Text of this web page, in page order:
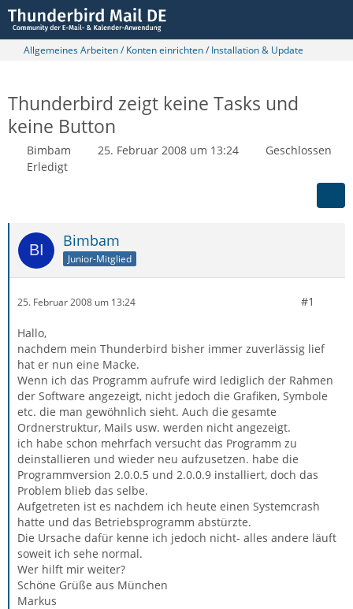
Allgemeines Arbeiten / Konten einrichten / Installation & Update
Thunderbird zeigt keine Tasks und
keine Button
Bimbam 25. Februar 2008 um 13:24
Geschlossen
Erledigt
Bimbam
Junior-Mitglied
25. Februar 2008 um 13:24 #1
Hallo,
nachdem mein Thunderbird bisher immer zuverlässig lief
hat er nun eine Macke.
Wenn ich das Programm aufrufe wird lediglich der Rahmen
der Software angezeigt, nicht jedoch die Grafiken, Symbole
etc. die man gewöhnlich sieht. Auch die gesamte
Ordnerstruktur, Mails usw. werden nicht angezeigt.
ich habe schon mehrfach versucht das Programm zu
deinstallieren und wieder neu aufzusetzen. habe die
Programmversion 2.0.0.5 und 2.0.0.9 installiert, doch das
Problem blieb das selbe.
Aufgetreten ist es nachdem ich heute einen Systemcrash
hatte und das Betriebsprogramm abstürzte.
Die Ursache dafür kenne ich jedoch nicht- alles andere läuft
soweit ich sehe normal.
Wer hilft mir weiter?
Schöne Grüße aus München
Markus